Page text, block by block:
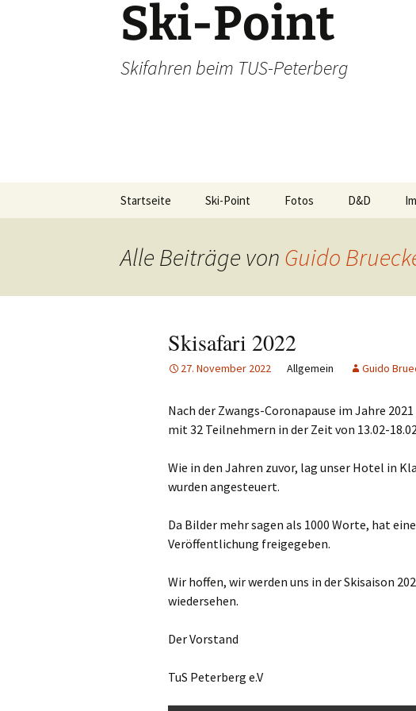
Ski-Point
Skifahren beim TUS-Peterberg
Startseite Ski-Point Fotos D&D
Alle Beiträge von Guido
Skisafari 2022
27. November 2022 Allgemein Guido
Nach der Zwangs-Coronapause im Jahre
mit 32 Teilnehmern in der Zeit von 13.02-
Wie in den Jahren zuvor, lag unser Hotel in
wurden angesteuert.
Da Bilder mehr sagen als 1000 Worte, hat
Veröffentlichung freigegeben.
Wir hoffen, wir werden uns in der Skisaison
wiedersehen.
Der Vorstand
TuS Peterberg e.V